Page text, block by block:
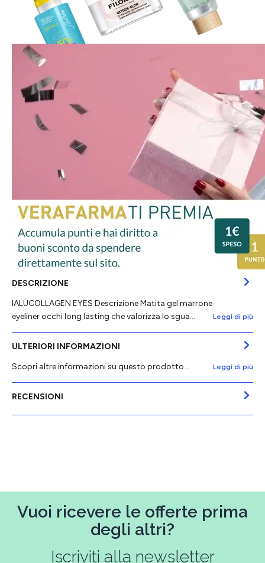
DESCRIZIONE
IALUCOLLAGEN EYES Descrizione Matita gel marrone
eyeliner occhi long lasting che valorizza lo sgua…
Leggi di più
ULTERIORI INFORMAZIONI
Scopri altre informazioni su questo prodotto...
Leggi di più
RECENSIONI
Vuoi ricevere le offerte prima
degli altri?
Iscriviti alla newsletter